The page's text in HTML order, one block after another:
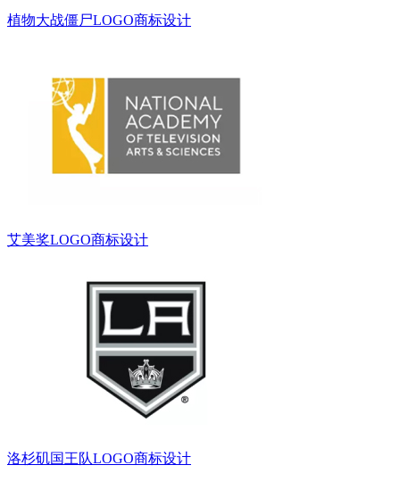
植物大战僵尸LOGO商标设计
艾美奖LOGO商标设计
洛杉矶国王队LOGO商标设计